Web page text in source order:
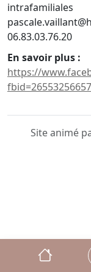
intrafamiliales
06.83.03.76.20
En savoir plus :
https://
Site animé